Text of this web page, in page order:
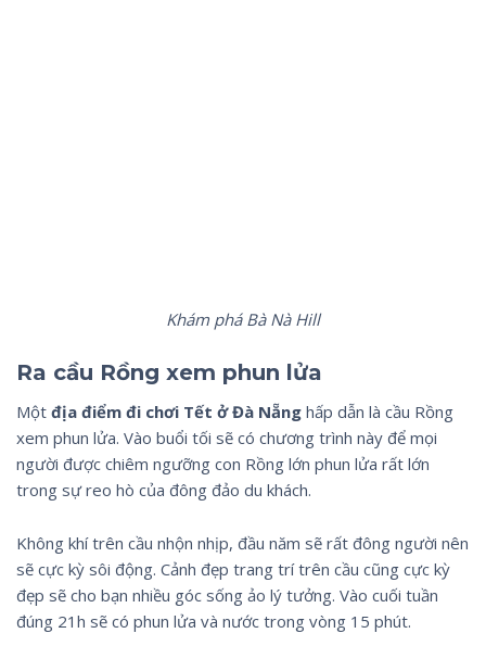
Khám phá Bà Nà Hill
Ra cầu Rồng xem phun lửa
Một địa điểm đi chơi Tết ở Đà Nẵng hấp dẫn là cầu Rồng
xem phun lửa. Vào buổi tối sẽ có chương trình này để mọi
người được chiêm ngưỡng con Rồng lớn phun lửa rất lớn
trong sự reo hò của đông đảo du khách.
Không khí trên cầu nhộn nhịp, đầu năm sẽ rất đông người nên
sẽ cực kỳ sôi động. Cảnh đẹp trang trí trên cầu cũng cực kỳ
đẹp sẽ cho bạn nhiều góc sống ảo lý tưởng. Vào cuối tuần
đúng 21h sẽ có phun lửa và nước trong vòng 15 phút.